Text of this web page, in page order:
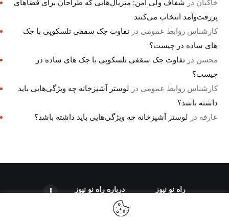
خاکیان در شفاف ولی امن: متریال‌هایی که طراحان برای فضاهای
پررفت‌وآمد انتخاب می‌کنند
کارشناس روابط عمومی درتفاوت جک سقفی تلسکوپی با جک
های ساده در چیست؟
محسن درتفاوت جک سقفی تلسکوپی با جک های ساده در
چیست؟
کارشناس روابط عمومی در لوستر آشپزخانه چه ویژگی‌هایی باید
داشته باشد؟
عارفه در لوستر آشپزخانه چه ویژگی‌هایی باید داشته باشد؟
راه نو نیوز درباره راه‌ نو نیوز